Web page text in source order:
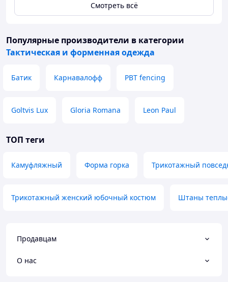
Смотреть всё
Популярные производители в категории
Тактическая и форменная одежда
Батик Карнавалофф PBT fencing
Goltvis Lux Gloria Romana Leon Paul
ТОП теги
Камуфляжный Форма горка Трикотажный
Трикотажный женский юбочный костюм Штаны
Продавцам
О нас